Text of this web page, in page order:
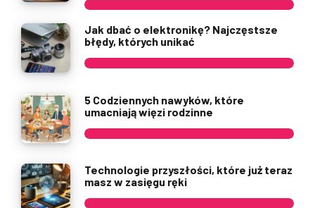
Jak dbać o elektronikę? Najczęstsze
błędy, których unikać
5 Codziennych nawyków, które
umacniają więzi rodzinne
Technologie przyszłości, które już teraz
masz w zasięgu ręki